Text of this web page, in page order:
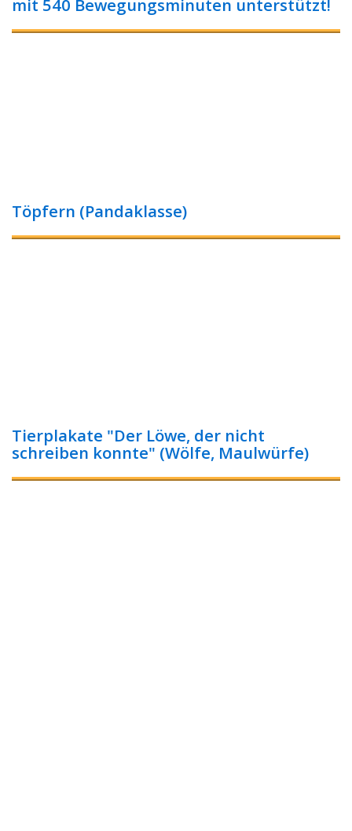
mit 540 Bewegungsminuten unterstützt!
Töpfern (Pandaklasse)
Tierplakate "Der Löwe, der nicht
schreiben konnte" (Wölfe, Maulwürfe)